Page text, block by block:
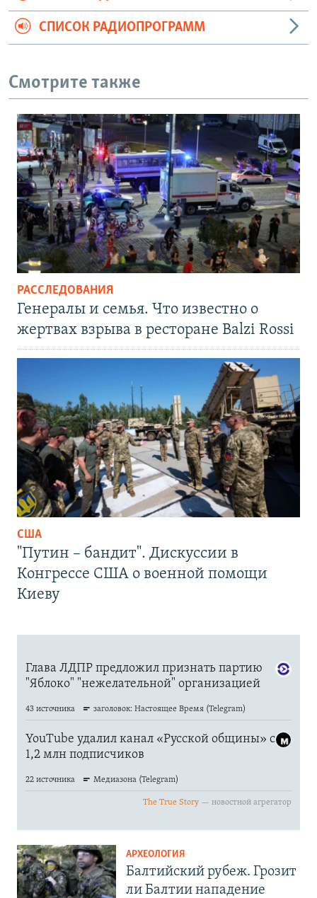
СПИСОК РАДИОПРОГРАММ
Смотрите также
РАССЛЕДОВАНИЯ
Генералы и семья. Что известно о
жертвах взрыва в ресторане Balzi Rossi
США
"Путин – бандит". Дискуссии в
Конгрессе США о военной помощи
Киеву
АРХЕОЛОГИЯ
Балтийский рубеж. Грозит
ли Балтии нападение